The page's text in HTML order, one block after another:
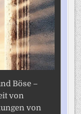
Böse –
von
von